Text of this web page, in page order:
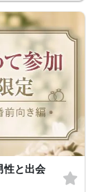
性と出会